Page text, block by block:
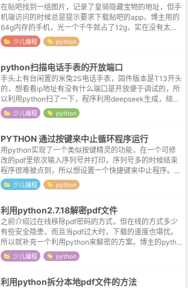
在贴吧找到一组图片，记录了皇骑隐藏宝物的地址，但手
机端访问的时候总是提示要求下载贴吧的app，博主用的
64g内存的手机，光一个千牛就占了12g，实在没有太多
空间来安装多余的app，所以就想把图片转载到自己的博
客上。首先是审查元素提取图...
少儿编程 python
python扫描电话手表的开放端口
手头上有台闲置的米兔2S电话手表，固件版本是T13开头
的，想看看ip地址有没有什么端口是开放便于调试的，所
以利用python扫了一下，程序利用deepseek生成，结果
扫一遍下来用了10分钟，答案是一个端口也没有开放：i
mport s...
少儿编程 python
PYTHON 通过按键来中止循环程序运行
用python实现了一个类似按键精灵的功能，在一个可修
改的pdf里依次输入序列号并打印，序列号多的时候结束
程序很难被点到，所以想设置一个快捷键来中止程序。程
序基与python 2.7.18, 需要调用 keyboard 库，如果没有
的...
少儿编程 python
利用python2.7.18解密pdf文件
之前介绍过在线移除pdf密码的方式，但在线的方式多少
有些安全隐患，而且当pdf过大时，下载的速度也堪忧。
所以就补充一个利用python来解密的方案。博主的pytho
n版本是python2.7.18。解密需要用到python的PyPDF...
少儿编程 python
利用python拆分本地pdf文件的方法